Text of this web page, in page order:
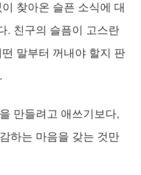
찾아온 슬픈 소식에 대
. 친구의 슬픔이 고스란
말부터 꺼내야 할지 판
만들려고 애쓰기보다,
하는 마음을 갖는 것만